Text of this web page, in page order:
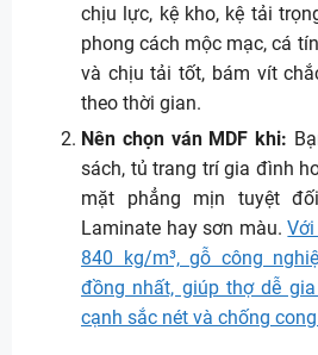
chịu lực, kệ kho, kệ tải
phong cách mộc mạc, cá
và chịu tải tốt, bám vít
theo thời gian.
Nên chọn ván MDF khi:
sách, tủ trang trí gia đình
mặt phẳng mịn tuyệt
Laminate hay sơn màu.
840 kg/m³, gỗ công
đồng nhất, giúp thợ dễ
cạnh sắc nét và chống